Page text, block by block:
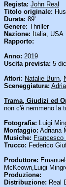
Regista: John Real
Titolo originale:
Durata: 89'
Genere: Thriller
Nazione: Italia, USA
Rapporto:
Anno: 2019
Uscita prevista: 5
Attori: Natalie Burn,
Sceneggiatura:
Trama, Giudizi ed
non c'è nemmeno la
Fotografia: Luigi
Montaggio: Adriana
Musiche: Francesco
Trucco: Federico
Produttore:
McKeown,Luigi
Produzione:
Distribuzione: Real